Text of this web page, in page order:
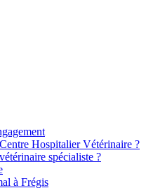
Hospitalier Vétérinaire ?
spécialiste ?
à Frégis